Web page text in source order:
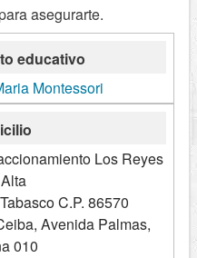
asegurarte.
educativo
Montessori
Los Reyes
C.P. 86570
Avenida Palmas,
010